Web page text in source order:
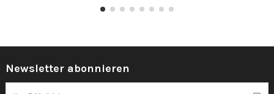
Newsletter abonnieren